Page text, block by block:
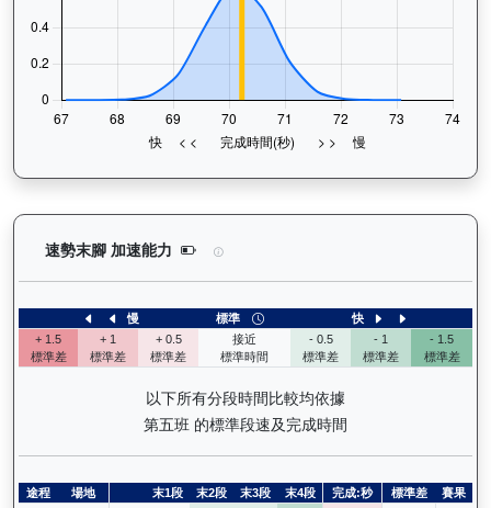
速勢末腳 加速能力 型到爆（H011）— 速勢末腳加速能力
慢 標準
快
+ 1.5
標準差
+ 1
標準差
+ 0.5
標準差
接近
標準時間
- 0.5
標準差
- 1
標準差
- 1.5
標準差
以下所有分段時間比較均依據
第五班 的標準段速及完成時間
途程 場地 末1段 末2段 末3段 末4段 完成:秒 標準差
賽果